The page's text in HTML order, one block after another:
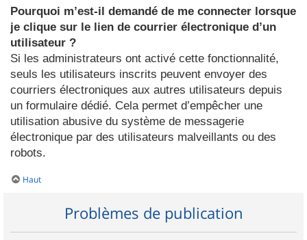
Pourquoi m’est-il demandé de me connecter lorsque
je clique sur le lien de courrier électronique d’un
utilisateur ?
Si les administrateurs ont activé cette fonctionnalité,
seuls les utilisateurs inscrits peuvent envoyer des
courriers électroniques aux autres utilisateurs depuis
un formulaire dédié. Cela permet d’empêcher une
utilisation abusive du système de messagerie
électronique par des utilisateurs malveillants ou des
robots.
Haut
Problèmes de publication